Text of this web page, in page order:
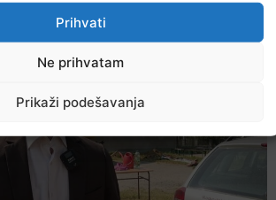
Prihvati
Ne prihvatam
Prikaži podešavanja